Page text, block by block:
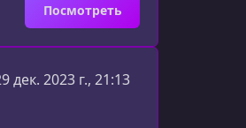
интеграции, а
и
того, как
с се
Посмотреть
дек. 2023 г., 21:13